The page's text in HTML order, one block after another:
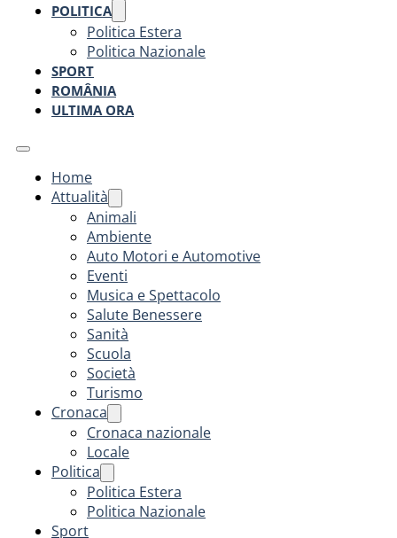
POLITICA
Politica Estera
Politica Nazionale
SPORT
ROMÂNIA
ULTIMA ORA
Home
Attualità
Animali
Ambiente
Auto Motori e Automotive
Eventi
Musica e Spettacolo
Salute Benessere
Sanità
Scuola
Società
Turismo
Cronaca
Cronaca nazionale
Locale
Politica
Politica Estera
Politica Nazionale
Sport